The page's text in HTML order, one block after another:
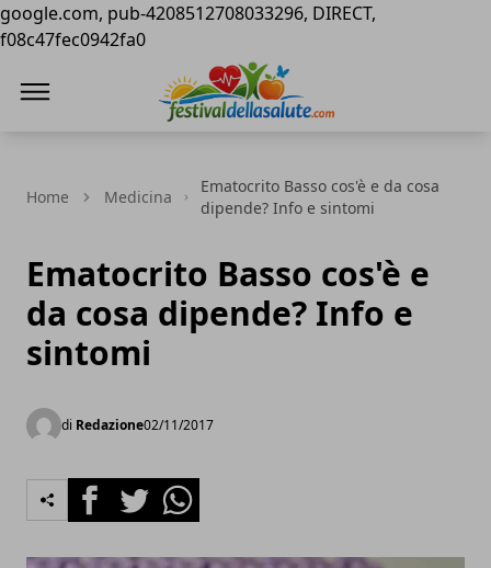
google.com, pub-4208512708033296, DIRECT,
f08c47fec0942fa0
Home Medicina
Ematocrito Basso cos'è e da cosa
dipende? Info e sintomi
Ematocrito Basso cos'è e
da cosa dipende? Info e
sintomi
di Redazione02/11/2017
FacebookTwitterWhatsapp